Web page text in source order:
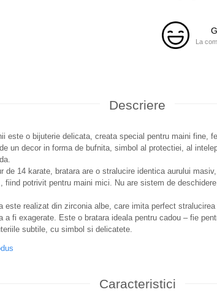
La
Descriere
este o bijuterie delicata, creata special pentru maini fine,
un decor in forma de bufnita, simbol al protectiei, al
de 14 karate, bratara are o stralucire identica aurului
fiind potrivit pentru maini mici. Nu are sistem de
este realizat din zirconia albe, care imita perfect
a fi exagerate. Este o bratara ideala pentru cadou – fie
subtile, cu simbol si delicatete.
Caracteristici